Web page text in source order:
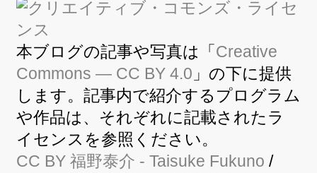
本ブログの記事や写真は「 Creative
Commons — CC BY 4.0 」の下に提供
します。記事内で紹介するプログラム
や作品は、それぞれに記載されたラ
イセンスを参照ください。
CC BY 福野泰介 - Taisuke Fukuno /